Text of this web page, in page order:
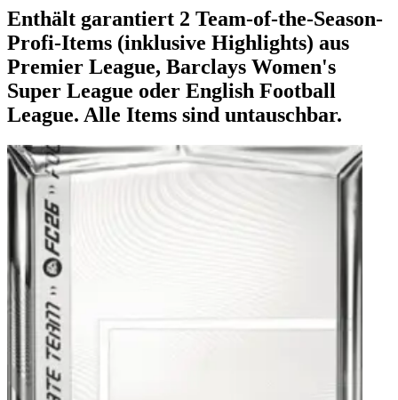
Enthält garantiert 2 Team-of-the-Season-
Profi-Items (inklusive Highlights) aus
Premier League, Barclays Women's
Super League oder English Football
League. Alle Items sind untauschbar.